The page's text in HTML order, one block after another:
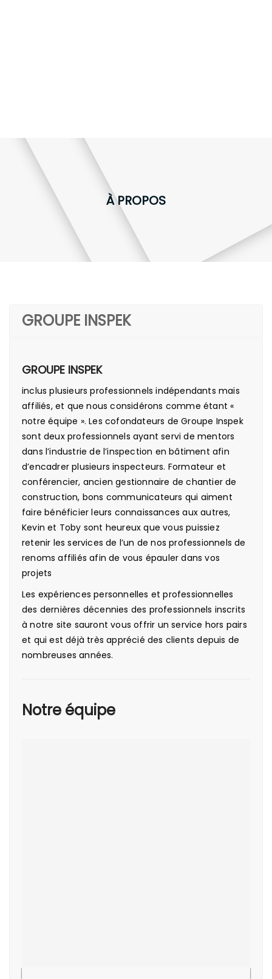
À PROPOS
GROUPE INSPEK
GROUPE INSPEK
inclus plusieurs professionnels indépendants mais
affiliés, et que nous considérons comme étant «
notre équipe ». Les cofondateurs de Groupe Inspek
sont deux professionnels ayant servi de mentors
dans l’industrie de l’inspection en bâtiment afin
d’encadrer plusieurs inspecteurs. Formateur et
conférencier, ancien gestionnaire de chantier de
construction, bons communicateurs qui aiment
faire bénéficier leurs connaissances aux autres,
Kevin et Toby sont heureux que vous puissiez
retenir les services de l’un de nos professionnels de
renoms affiliés afin de vous épauler dans vos
projets
Les expériences personnelles et professionnelles
des dernières décennies des professionnels inscrits
à notre site sauront vous offrir un service hors pairs
et qui est déjà très apprécié des clients depuis de
nombreuses années.
Notre équipe